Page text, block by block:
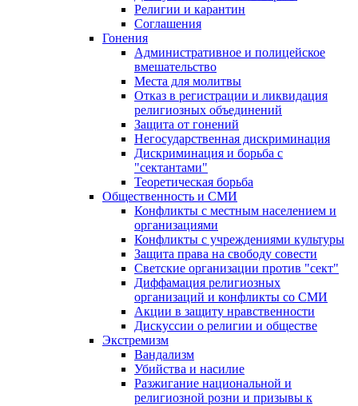
Религии и карантин
Соглашения
Гонения
Административное и полицейское
вмешательство
Места для молитвы
Отказ в регистрации и ликвидация
религиозных объединений
Защита от гонений
Негосударственная дискриминация
Дискриминация и борьба с
"сектантами"
Теоретическая борьба
Общественность и СМИ
Конфликты с местным населением и
организациями
Конфликты с учреждениями культуры
Защита права на свободу совести
Светские организации против "сект"
Диффамация религиозных
организаций и конфликты со СМИ
Акции в защиту нравственности
Дискуссии о религии и обществе
Экстремизм
Вандализм
Убийства и насилие
Разжигание национальной и
религиозной розни и призывы к